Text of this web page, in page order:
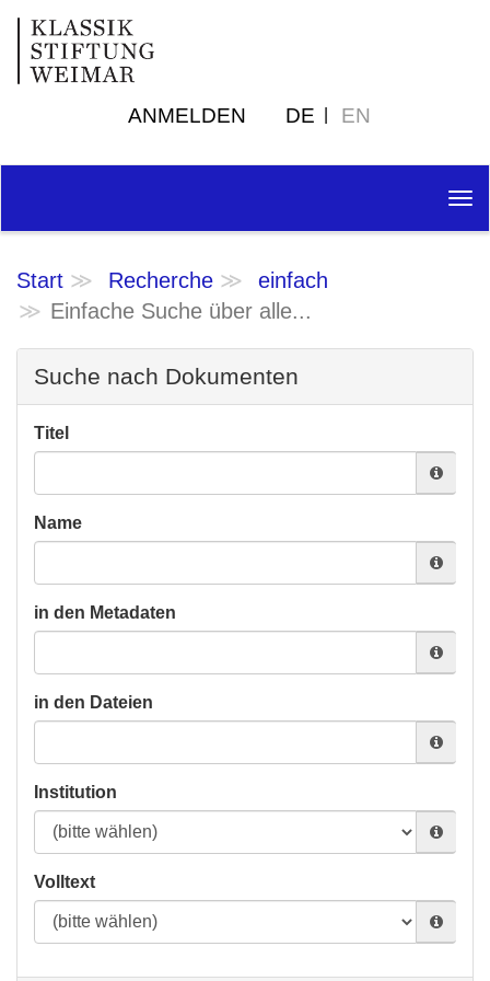
ANMELDEN DE EN
Start Recherche
einfach
Einfache Suche über alle...
Suche nach Dokumenten
Titel
Name
in den Metadaten
in den Dateien
Institution
Volltext